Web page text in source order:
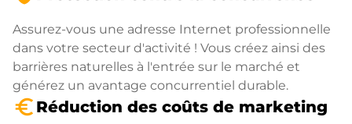
Assurez-vous une adresse Internet professionnelle
dans votre secteur d'activité ! Vous créez ainsi des
barrières naturelles à l'entrée sur le marché et
générez un avantage concurrentiel durable.
euro_symbol Réduction des coûts de marketing